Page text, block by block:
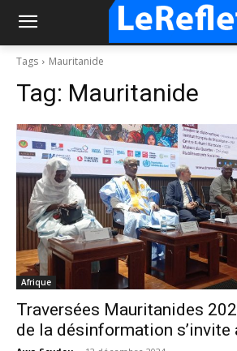
Tags Mauritanide
Tag: Mauritanide
Afrique
Traversées Mauritanides
de la désinformation s’invite